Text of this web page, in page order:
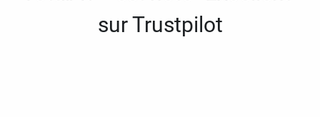
sur Trustpilot